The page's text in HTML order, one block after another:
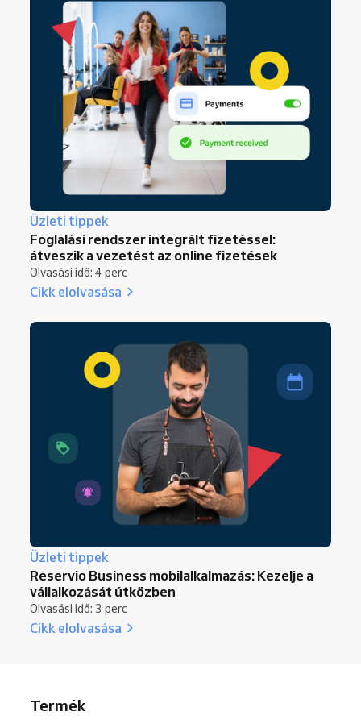
Üzleti tippek
Foglalási rendszer integrált fizetéssel:
átveszik a vezetést az online fizetések
Olvasási idő: 4 perc
Cikk elolvasása
Üzleti tippek
Reservio Business mobilalkalmazás: Kezelje a
vállalkozását útközben
Olvasási idő: 3 perc
Cikk elolvasása
Termék